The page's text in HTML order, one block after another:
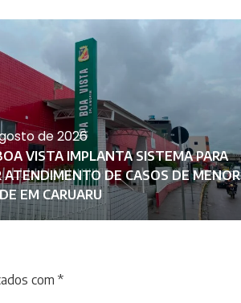
de 2026
VISTA IMPLANTA SISTEMA PARA
ATENDIMENTO DE CASOS DE MENOR
EM CARUARU
com *